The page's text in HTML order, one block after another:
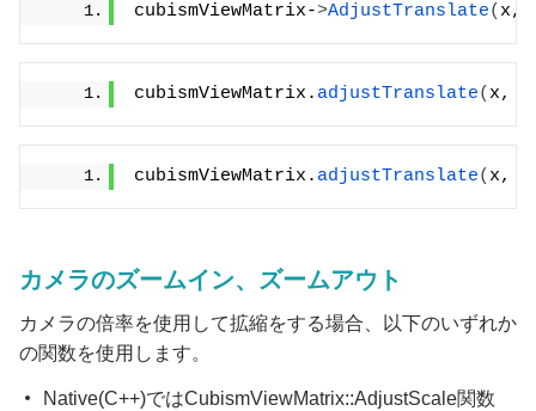
cubismViewMatrix->AdjustTranslate( x,
cubismViewMatrix. adjustTranslate( x, y
cubismViewMatrix. adjustTranslate( x, y
カメラのズームイン、ズームアウト
カメラの倍率を使用して拡縮をする場合、以下のいずれか
の関数を使用します。
Native(C++)ではCubismViewMatrix::AdjustScale関数